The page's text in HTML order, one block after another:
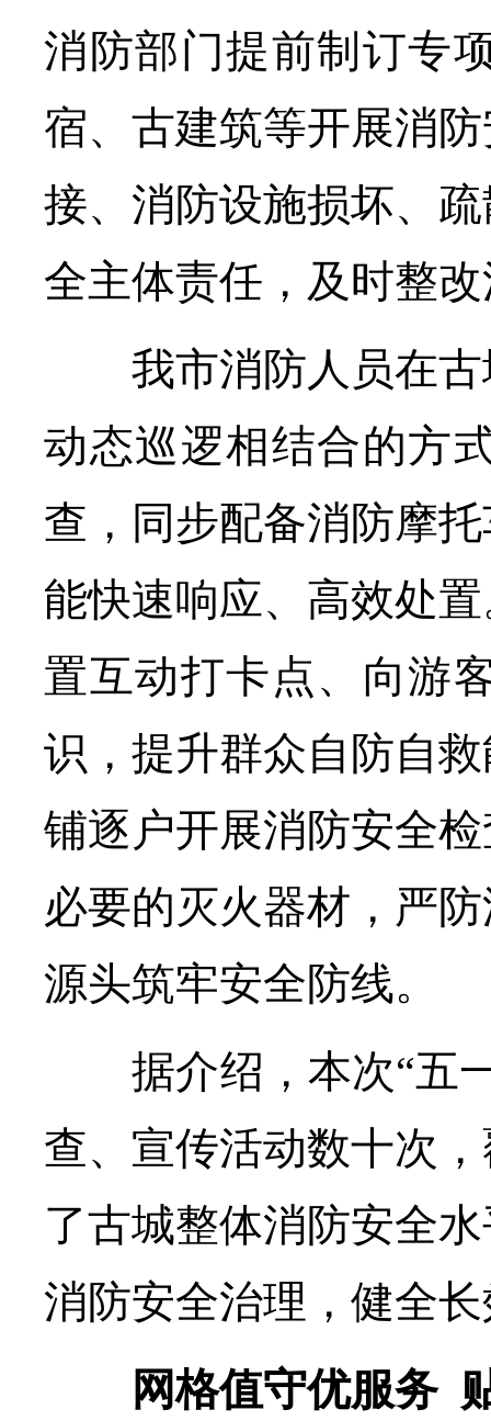
消防部门提前制订专
宿、古建筑等开展消
接、消防设施损坏、
全主体责任，及时整
我市消防人员在古
动态巡逻相结合的方
查，同步配备消防摩
能快速响应、高效处
置互动打卡点、向游
识，提升群众自防自
铺逐户开展消防安全
必要的灭火器材，严
源头筑牢安全防线。
据介绍，本次“五一
查、宣传活动数十次
了古城整体消防安全
消防安全治理，健全
网格值守优服务 贴